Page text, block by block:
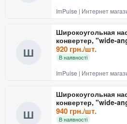
ImPulse | Интернет
Ш
Широкоугольная
конвертер, "wide-
0.45x
920 грн./шт.
В наявності
ImPulse | Интернет
Ш
Широкоугольная
конвертер, "wide-
0.45x
940 грн./шт.
В наявності